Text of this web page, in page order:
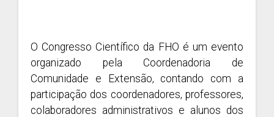
O Congresso Científico da FHO é um evento
organizado pela Coordenadoria de
Comunidade e Extensão, contando com a
participação dos coordenadores, professores,
colaboradores administrativos e alunos dos